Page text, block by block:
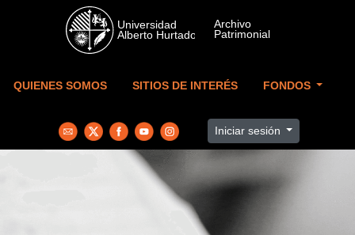
Skip to main content
QUIENES SOMOS SITIOS DE INTERÉS FONDOS
Iniciar sesión